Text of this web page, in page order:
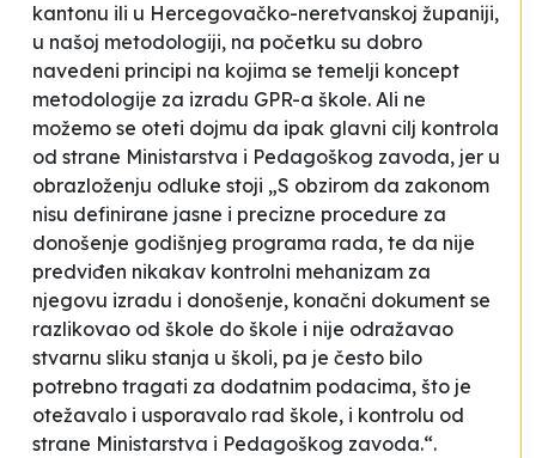
kantonu ili u Hercegovačko-neretvanskoj županiji,
u našoj metodologiji, na početku su dobro
navedeni principi na kojima se temelji koncept
metodologije za izradu GPR-a škole. Ali ne
možemo se oteti dojmu da ipak glavni cilj kontrola
od strane Ministarstva i Pedagoškog zavoda, jer u
obrazloženju odluke stoji „S obzirom da zakonom
nisu definirane jasne i precizne procedure za
donošenje godišnjeg programa rada, te da nije
predviđen nikakav kontrolni mehanizam za
njegovu izradu i donošenje, konačni dokument se
razlikovao od škole do škole i nije odražavao
stvarnu sliku stanja u školi, pa je često bilo
potrebno tragati za dodatnim podacima, što je
otežavalo i usporavalo rad škole, i kontrolu od
strane Ministarstva i Pedagoškog zavoda.“.